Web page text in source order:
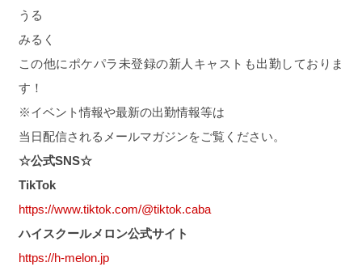
うる
みるく
この他にポケパラ未登録の新人キャストも出勤しておりま
す！
※イベント情報や最新の出勤情報等は
当日配信されるメールマガジンをご覧ください。
☆公式SNS☆
TikTok
https://www.tiktok.com/@tiktok.caba
ハイスクールメロン公式サイト
https://h-melon.jp